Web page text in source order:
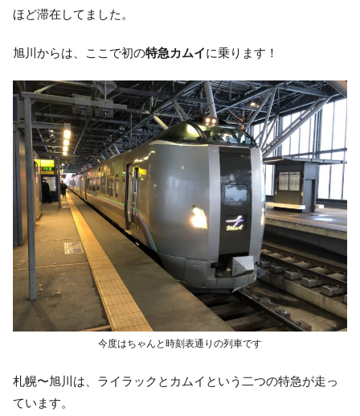
ほど滞在してました。
旭川からは、ここで初の特急カムイに乗ります！
今度はちゃんと時刻表通りの列車です
札幌〜旭川は、ライラックとカムイという二つの特急が走っ
ています。